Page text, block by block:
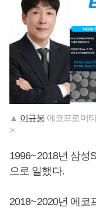
▲ 이규봉 에코프로머
>
1996~2018년 삼성
으로 일했다.
2018~2020년 에코